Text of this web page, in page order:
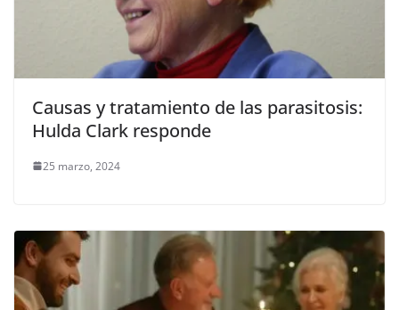
Causas y tratamiento de las parasitosis:
Hulda Clark responde
25 marzo, 2024